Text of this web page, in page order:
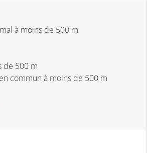
à moins de 500 m
de 500 m
commun à moins de 500 m